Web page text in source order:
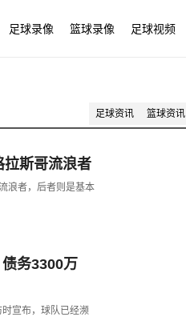
足球录像 篮球录像 足球视频
足球资讯 篮球资讯
拉斯哥流浪者
浪者，后者则是基本
务3300万
宣布，球队已经濒